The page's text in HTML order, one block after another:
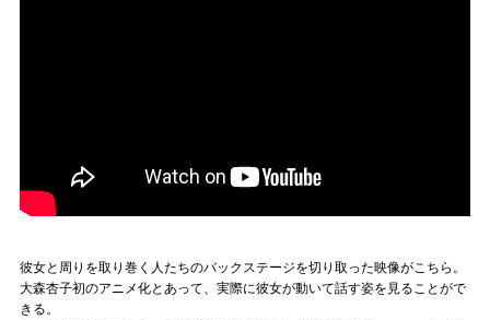
彼女と周りを取り巻く人たちのバックステージを切り取った映像がこちら。
大森杏子初のアニメ化とあって、実際に彼女が動いて話す姿を見ることがで
きる。